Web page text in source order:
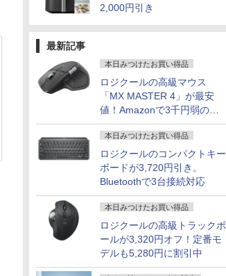
2,000円引き
最新記事
本日みつけたお買い得品
ロジクールの高級マウス
「MX MASTER 4」が最安
値！Amazonで3千円弱の割
引
本日みつけたお買い得品
ロジクールのコンパクトキー
ボードが3,720円引き。
Bluetoothで3台接続対応
本日みつけたお買い得品
ロジクールの高級トラックボ
ールが3,320円オフ！定番モ
デルも5,280円に割引中